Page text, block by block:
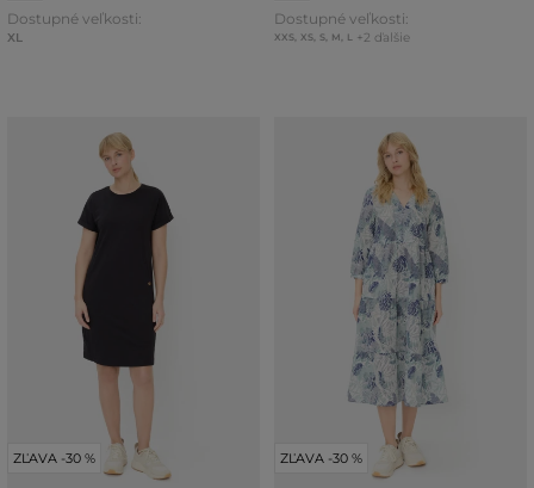
Dostupné veľkosti:
XL
Dostupné veľkosti:
XXS, XS, S, M, L +2 ďalšie
ZĽAVA -30 % ZĽAVA -30 %